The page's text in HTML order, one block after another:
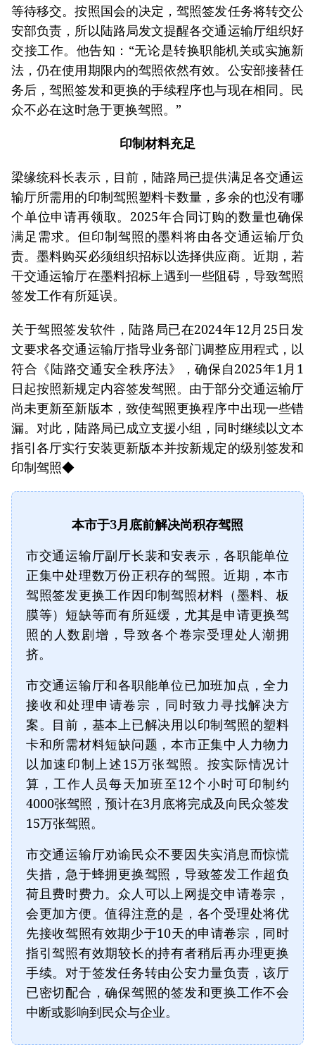
等待移交。按照国会的决定，驾照签发任务将转交公
安部负责，所以陆路局发文提醒各交通运输厅组织好
交接工作。他告知：“无论是转换职能机关或实施新
法，仍在使用期限内的驾照依然有效。公安部接替任
务后，驾照签发和更换的手续程序也与现在相同。民
众不必在这时急于更换驾照。”
印制材料充足
梁缘统科长表示，目前，陆路局已提供满足各交通运
输厅所需用的印制驾照塑料卡数量，多余的也没有哪
个单位申请再领取。2025年合同订购的数量也确保
满足需求。但印制驾照的墨料将由各交通运输厅负
责。墨料购买必须组织招标以选择供应商。近期，若
干交通运输厅在墨料招标上遇到一些阻碍，导致驾照
签发工作有所延误。
关于驾照签发软件，陆路局已在2024年12月25日发
文要求各交通运输厅指导业务部门调整应用程式，以
符合《陆路交通安全秩序法》，确保自2025年1月1
日起按照新规定内容签发驾照。由于部分交通运输厅
尚未更新至新版本，致使驾照更换程序中出现一些错
漏。对此，陆路局已成立支援小组，同时继续以文本
指引各厅实行安装更新版本并按新规定的级别签发和
印制驾照◆
本市于3月底前解决尚积存驾照
市交通运输厅副厅长裴和安表示，各职能单位
正集中处理数万份正积存的驾照。近期，本市
驾照签发更换工作因印制驾照材料（墨料、板
膜等）短缺等而有所延缓，尤其是申请更换驾
照的人数剧增，导致各个卷宗受理处人潮拥
挤。
市交通运输厅和各职能单位已加班加点，全力
接收和处理申请卷宗，同时致力寻找解决方
案。目前，基本上已解决用以印制驾照的塑料
卡和所需材料短缺问题，本市正集中人力物力
以加速印制上述15万张驾照。按实际情况计
算，工作人员每天加班至12个小时可印制约
4000张驾照，预计在3月底将完成及向民众签发
15万张驾照。
市交通运输厅劝谕民众不要因失实消息而惊慌
失措，急于蜂拥更换驾照，导致签发工作超负
荷且费时费力。众人可以上网提交申请卷宗，
会更加方便。值得注意的是，各个受理处将优
先接收驾照有效期少于10天的申请卷宗，同时
指引驾照有效期较长的持有者稍后再办理更换
手续。对于签发任务转由公安力量负责，该厅
已密切配合，确保驾照的签发和更换工作不会
中断或影响到民众与企业。